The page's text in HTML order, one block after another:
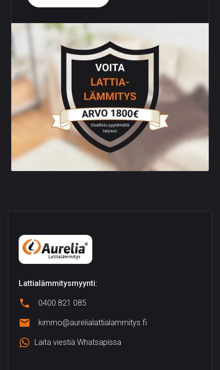
Lattialämmitysmyynti:
0400 821 085
kimmo@aurelialattialammitys.fi
Laita viestiä Whatsapissa